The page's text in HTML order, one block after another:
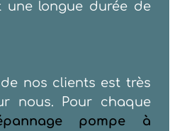
une longue durée de
nos clients est très
nous. Pour chaque
pompe à